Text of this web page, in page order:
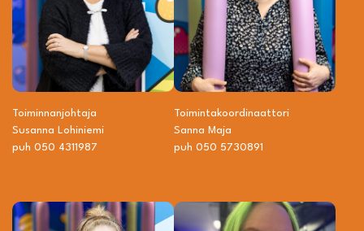
Toiminnanjohtaja
Susanna Lohiniemi
puh 050 4311987
Toiminta­­koordinaattori
Sanna Maja
puh 050 5730891